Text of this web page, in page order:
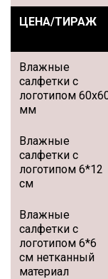
ЦЕНА/ТИРАЖ
Влажные
салфетки с
логотипом
мм
Влажные
салфетки с
логотипом 6*12
см
Влажные
салфетки с
логотипом 6*6
см нетканный
материал